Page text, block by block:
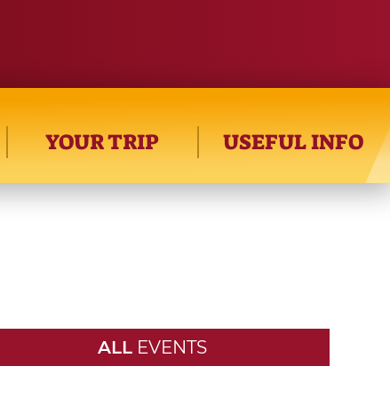
YOUR TRIP USEFUL INFO
ALL EVENTS